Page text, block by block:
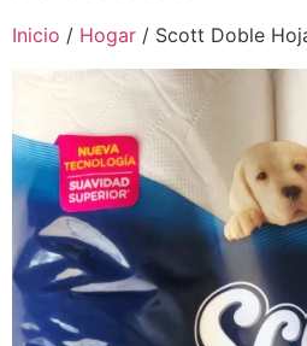
Inicio / Hogar / Scott Doble